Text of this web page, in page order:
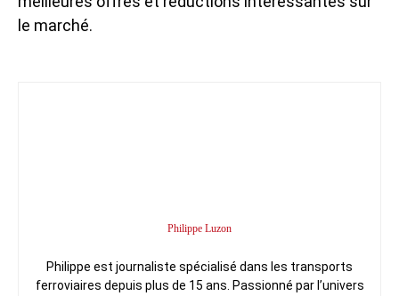
le marché.
Philippe Luzon
Philippe est journaliste spécialisé dans les transports
ferroviaires depuis plus de 15 ans. Passionné par l’univers